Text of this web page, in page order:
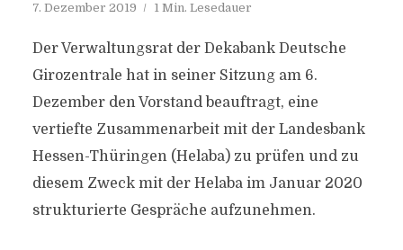
7. Dezember 2019 1 Min. Lesedauer
Der Verwaltungsrat der Dekabank Deutsche
Girozentrale hat in seiner Sitzung am 6.
Dezember den Vorstand beauftragt, eine
vertiefte Zusammenarbeit mit der Landesbank
Hessen-Thüringen (Helaba) zu prüfen und zu
diesem Zweck mit der Helaba im Januar 2020
strukturierte Gespräche aufzunehmen.